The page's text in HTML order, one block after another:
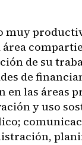
muy
área
de su
de
las áreas
y uso